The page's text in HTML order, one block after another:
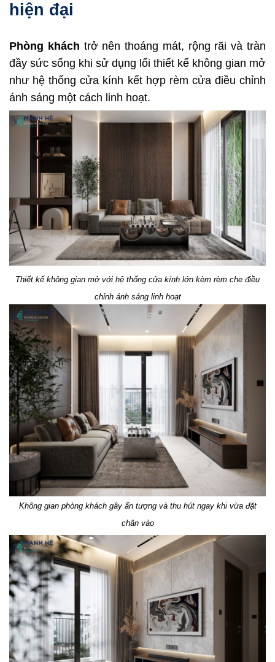
hiện đại
Phòng khách trở nên thoáng mát, rộng rãi và tràn
đầy sức sống khi sử dụng lối thiết kế không gian mở
như hệ thống cửa kính kết hợp rèm cửa điều chỉnh
ánh sáng một cách linh hoạt.
Thiết kế không gian mở với hệ thống cửa kính lớn kèm rèm che điều
chỉnh ánh sáng linh hoạt
Không gian phòng khách gây ấn tượng và thu hút ngay khi vừa đặt
chân vào